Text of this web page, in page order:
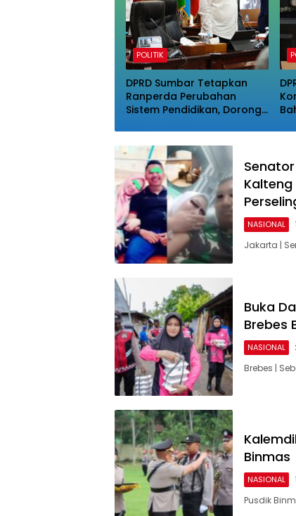
POLITIK
DPRD Sumbar Tetapkan
Ranperda Perubahan
Sistem Pendidikan, Dorong
Akses
Senator
NASIONAL
Jakarta |
Buka
Brebes
NASIONAL
Brebes |
Binmas
NASIONAL
Pusdik